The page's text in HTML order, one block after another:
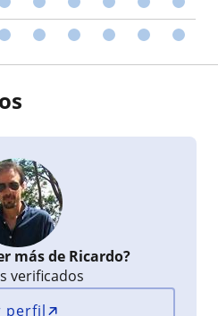
más de Ricardo?
verificados
perfil